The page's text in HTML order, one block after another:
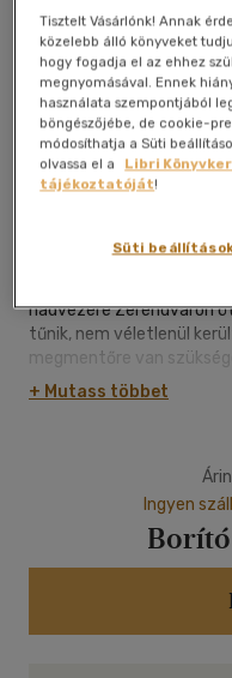
Kívánságlistához adom
Móra Ferenc Ifjúsági
füles, kartonált
Különös alak járja
könnyedén felkap egy
hadvezére Zeréndváron
tűnik, nem véletlenül
megmentőre van
Nándor ugyanis visszaél
gyönyörű park helyén,
hogy móresre tanítsa a
Reszkess, Garai!
+ Mutass többet
Ingyen
Tisztelt Vásárlónk! Annak
közelebb álló könyveket
hogy fogadja el az ehhez
megnyomásával. Ennek
használata szempontjából
böngészőjébe, de cookie-
módosíthatja a Süti
olvassa el a
Libri
tájékoztatóját!
Süti